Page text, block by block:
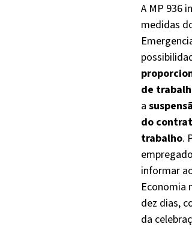
A MP 936
medidas
de
a
do
trabalho.
informar
Economia
dez dias,
da